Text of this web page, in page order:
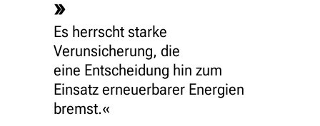
Es herrscht starke
Verunsicherung, die
eine Entscheidung hin zum
Einsatz erneuerbarer Energien
bremst.